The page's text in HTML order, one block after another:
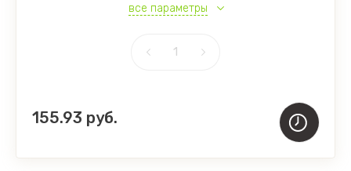
все параметры
155.93 руб.